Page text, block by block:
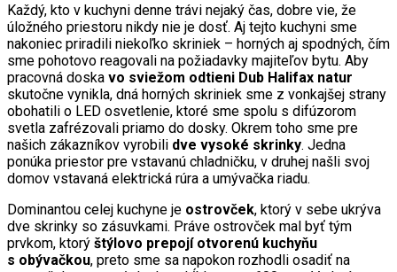
Každý, kto v kuchyni denne trávi nejaký čas, dobre vie, že
úložného priestoru nikdy nie je dosť. Aj tejto kuchyni sme
nakoniec priradili niekoľko skriniek – horných aj spodných, čím
sme pohotovo reagovali na požiadavky majiteľov bytu. Aby
pracovná doska vo sviežom odtieni Dub Halifax natur
skutočne vynikla, dná horných skriniek sme z vonkajšej strany
obohatili o LED osvetlenie, ktoré sme spolu s difúzorom
svetla zafrézovali priamo do dosky. Okrem toho sme pre
našich zákazníkov vyrobili dve vysoké skrinky. Jedna
ponúka priestor pre vstavanú chladničku, v druhej našli svoj
domov vstavaná elektrická rúra a umývačka riadu.
Dominantou celej kuchyne je ostrovček, ktorý v sebe ukrýva
dve skrinky so zásuvkami. Práve ostrovček mal byť tým
prvkom, ktorý štýlovo prepojí otvorenú kuchyňu
s obývačkou, preto sme sa napokon rozhodli osadiť na